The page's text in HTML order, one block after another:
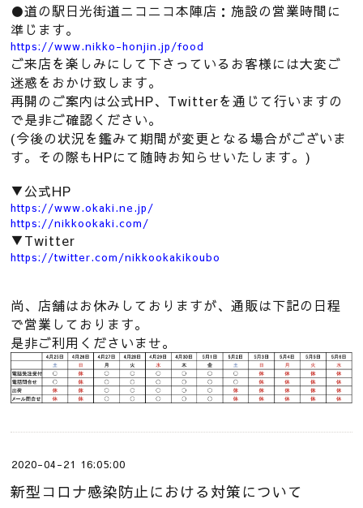
●道の駅日光街道ニコニコ本陣店：施設の営業時間に
準じます。
https://www.nikko-honjin.jp/food
ご来店を楽しみにして下さっているお客様には大変ご
迷惑をおかけ致します。
再開のご案内は公式HP、Twitterを通じて行いますの
で是非ご確認ください。
(今後の状況を鑑みて期間が変更となる場合がございま
す。その際もHPにて随時お知らせいたします。)
▼公式HP
https://www.okaki.ne.jp/
https://nikkookaki.com/
▼Twitter
https://twitter.com/nikkookakikoubo
尚、店舗はお休みしておりますが、通販は下記の日程
で営業しております。
是非ご利用くださいませ。
2020-04-21 16:05:00
新型コロナ感染防止における対策について